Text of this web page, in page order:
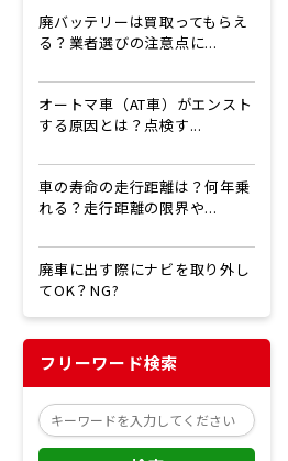
廃バッテリーは買取ってもらえ
る？業者選びの注意点に...
オートマ車（AT車）がエンスト
する原因とは？点検す...
車の寿命の走行距離は？何年乗
れる？走行距離の限界や...
廃車に出す際にナビを取り外し
てOK？NG?
フリーワード検索